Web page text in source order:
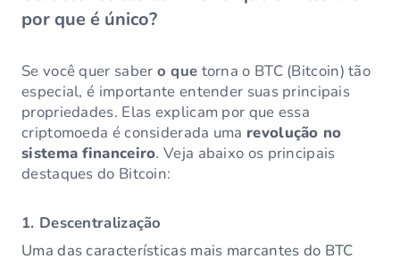
por que é único?
Se você quer saber o que torna o BTC (Bitcoin) tão
especial, é importante entender suas principais
propriedades. Elas explicam por que essa
criptomoeda é considerada uma revolução no
sistema financeiro. Veja abaixo os principais
destaques do Bitcoin:
1. Descentralização
Uma das características mais marcantes do BTC